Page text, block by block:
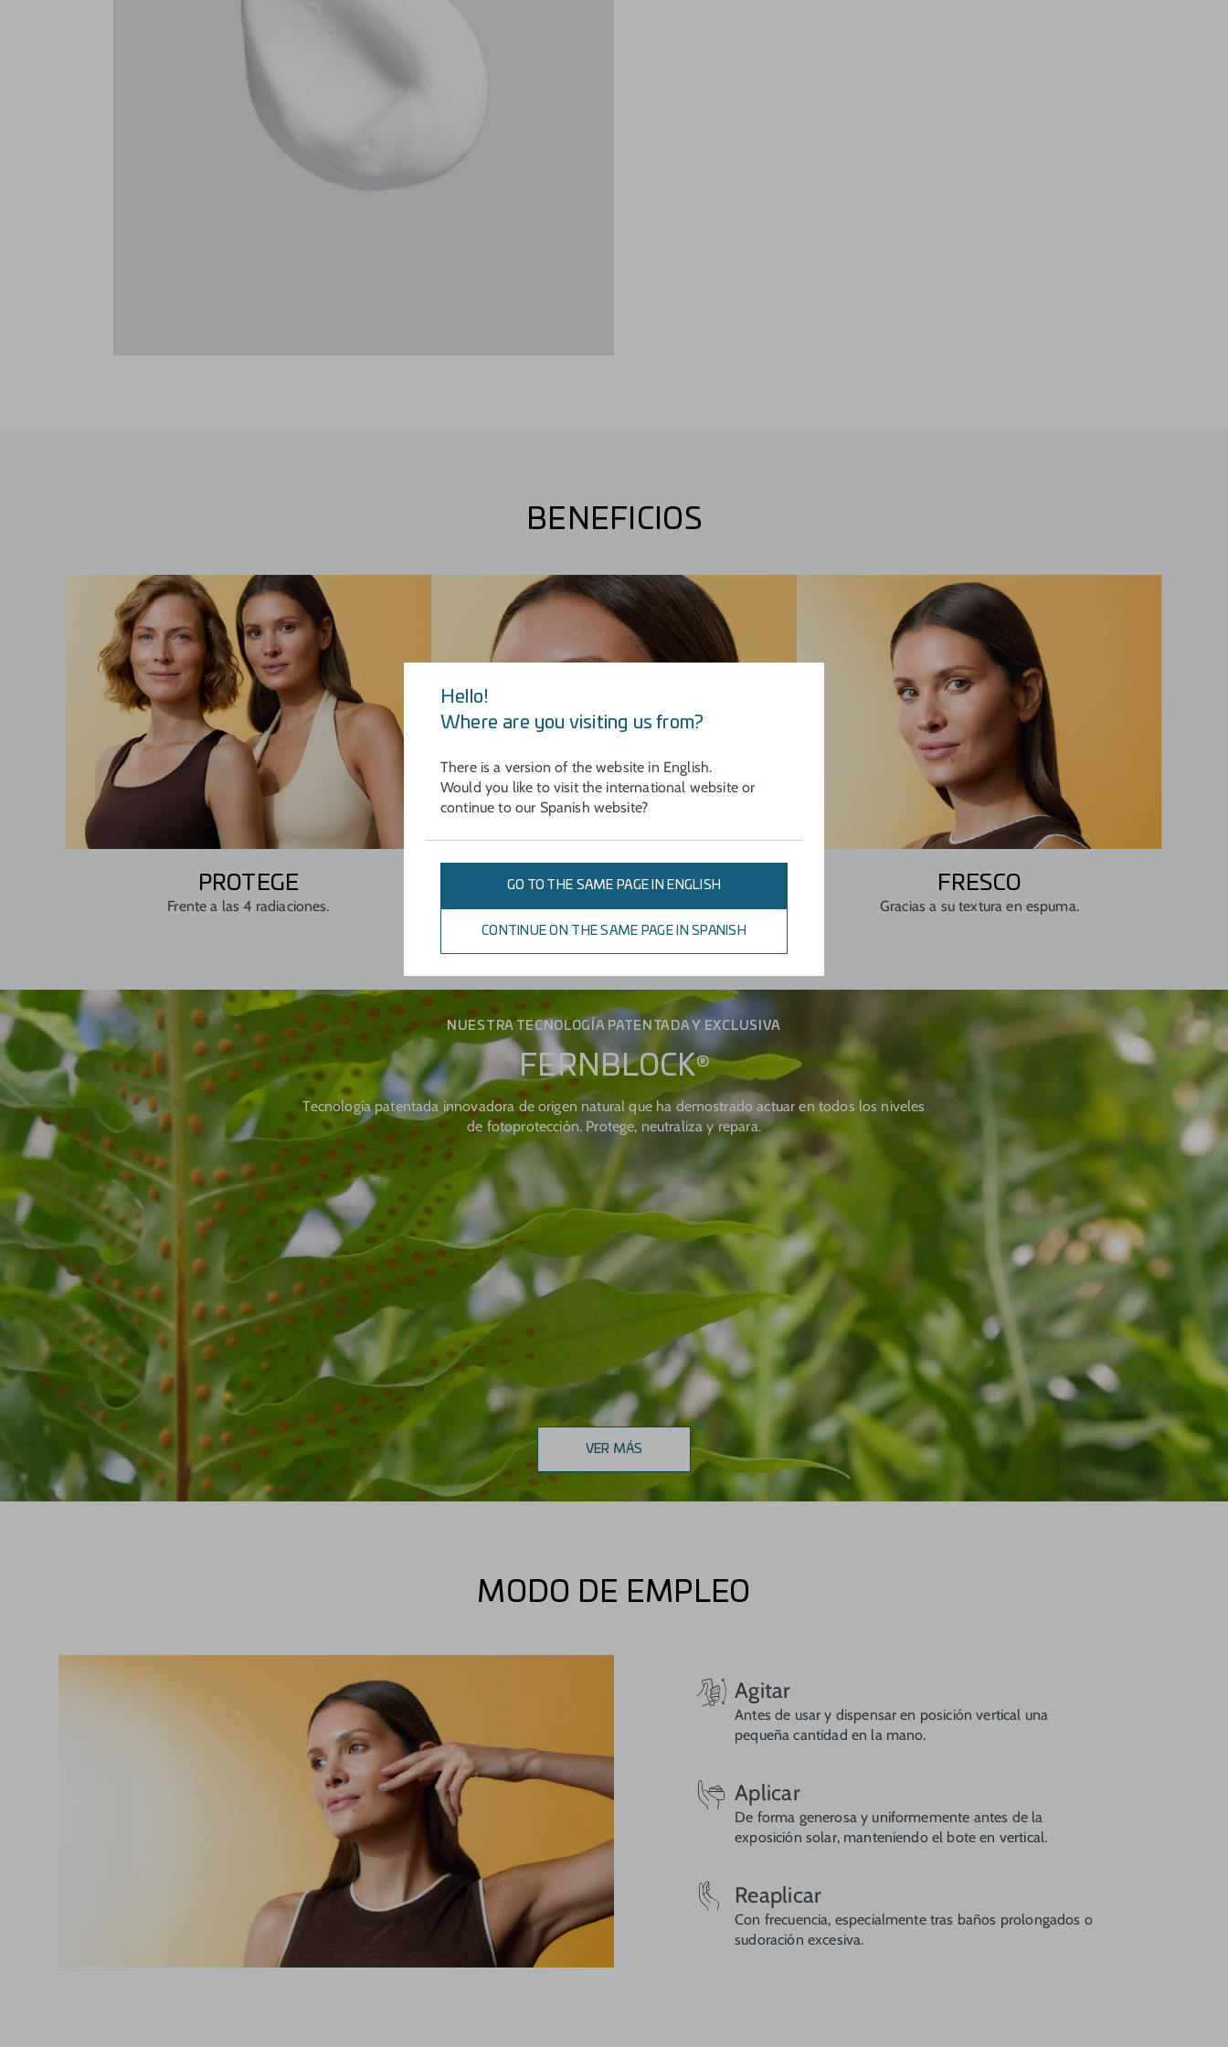
BENEFICIOS
PROTEGE
Frente a las 4 radiaciones.
PREVIENE Y REPARA
El daño solar.
FRESCO
Gracias a su textura en espuma.
NUESTRA TECNOLOGÍA PATENTADA Y EXCLUSIVA
FERNBLOCK®
Tecnología patentada innovadora de origen natural que ha demostrado actuar en todos los niveles
de fotoprotección. Protege, neutraliza y repara.
VER MÁS
MODO DE EMPLEO
Agitar
Antes de usar y dispensar en posición vertical una
pequeña cantidad en la mano.
Aplicar
De forma generosa y uniformemente antes de la
exposición solar, manteniendo el bote en vertical.
Reaplicar
Con frecuencia, especialmente tras baños prolongados o
sudoración excesiva.
Hello!
Where are you visiting us from?
There is a version of the website in English.
Would you like to visit the international website or
continue to our Spanish website?
GO TO THE SAME PAGE IN ENGLISH
CONTINUE ON THE SAME PAGE IN SPANISH